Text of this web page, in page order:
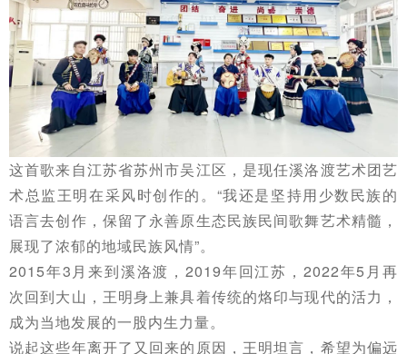
这首歌来自江苏省苏州市吴江区，是现任溪洛渡艺术团艺
术总监王明在采风时创作的。“我还是坚持用少数民族的
语言去创作，保留了永善原生态民族民间歌舞艺术精髓，
展现了浓郁的地域民族风情”。
2015年3月来到溪洛渡，2019年回江苏，2022年5月再
次回到大山，王明身上兼具着传统的烙印与现代的活力，
成为当地发展的一股内生力量。
说起这些年离开了又回来的原因，王明坦言，希望为偏远